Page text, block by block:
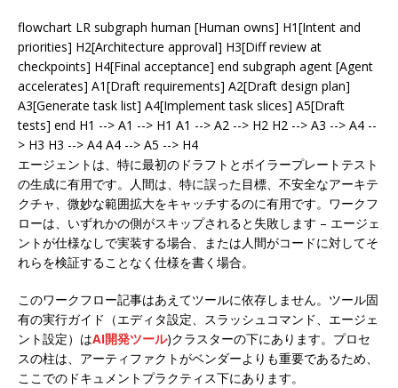
flowchart LR subgraph human [Human owns] H1[Intent and
priorities] H2[Architecture approval] H3[Diff review at
checkpoints] H4[Final acceptance] end subgraph agent [Agent
accelerates] A1[Draft requirements] A2[Draft design plan]
A3[Generate task list] A4[Implement task slices] A5[Draft
tests] end H1 --> A1 --> H1 A1 --> A2 --> H2 H2 --> A3 --> A4 --
> H3 H3 --> A4 A4 --> A5 --> H4
エージェントは、特に最初のドラフトとボイラープレートテスト
の生成に有用です。人間は、特に誤った目標、不安全なアーキテ
クチャ、微妙な範囲拡大をキャッチするのに有用です。ワークフ
ローは、いずれかの側がスキップされると失敗します – エージェ
ントが仕様なしで実装する場合、または人間がコードに対してそ
れらを検証することなく仕様を書く場合。
このワークフロー記事はあえてツールに依存しません。ツール固
有の実行ガイド（エディタ設定、スラッシュコマンド、エージェ
ント設定）はAI開発ツール)クラスターの下にあります。プロセ
スの柱は、アーティファクトがベンダーよりも重要であるため、
ここでのドキュメントプラクティス下にあります。